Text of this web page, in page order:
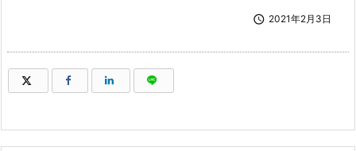
 2021年2月3日
（新しいウィンドウで開きます）
（新しいウィンドウで開きます）
（新しいウィンドウで開きます）
（新しいウィンドウで開きます）